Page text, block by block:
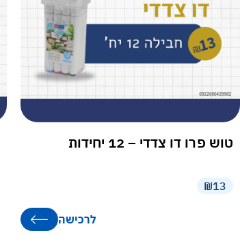
טוש פרו דו צדדי – 12 יחידות
₪13
לרכישה